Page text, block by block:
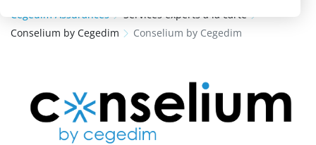
Cegedim Assurances
Services experts à la carte
Conselium by Cegedim
Conselium by Cegedim